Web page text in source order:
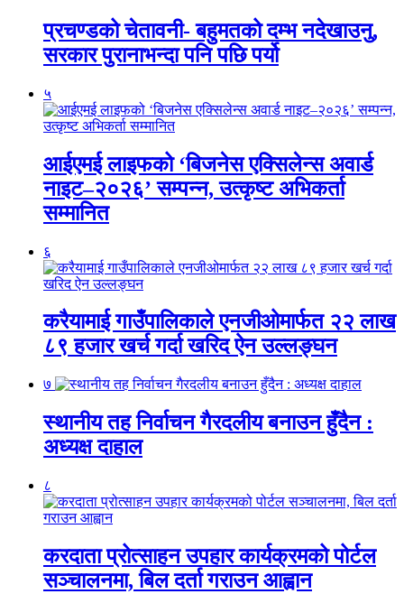
प्रचण्डको चेतावनी- बहुमतको दम्भ नदेखाउनु,
सरकार पुरानाभन्दा पनि पछि पर्यो
५
आईएमई लाइफको ‘बिजनेस एक्सिलेन्स अवार्ड
नाइट–२०२६’ सम्पन्न, उत्कृष्ट अभिकर्ता
सम्मानित
६
करैयामाई गाउँपालिकाले एनजीओमार्फत २२ लाख
८९ हजार खर्च गर्दा खरिद ऐन उल्लङ्घन
७
स्थानीय तह निर्वाचन गैरदलीय बनाउन हुँदैन :
अध्यक्ष दाहाल
८
करदाता प्रोत्साहन उपहार कार्यक्रमको पोर्टल
सञ्चालनमा, बिल दर्ता गराउन आह्वान